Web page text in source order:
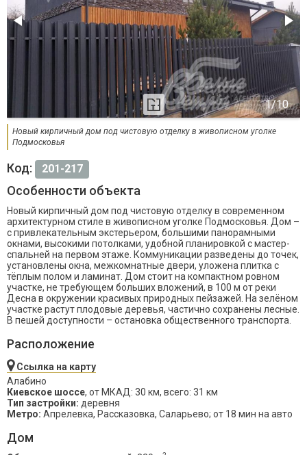
Новый кирпичный дом под чистовую отделку в живописном уголке
Подмосковья
Код: 201-217
Особенности объекта
Новый кирпичный дом под чистовую отделку в современном
архитектурном стиле в живописном уголке Подмосковья. Дом –
с привлекательным экстерьером, большими панорамными
окнами, высокими потолками, удобной планировкой с мастер-
спальней на первом этаже. Коммуникации разведены до точек,
установлены окна, межкомнатные двери, уложена плитка с
тёплым полом и ламинат. Дом стоит на компактном ровном
участке, не требующем больших вложений, в 100 м от реки
Десна в окружении красивых природных пейзажей. На зелёном
участке растут плодовые деревья, частично сохранены лесные.
В пешей доступности – остановка общественного транспорта.
Расположение
Ссылка на карту
Алабино
Киевское шоссе, от МКАД: 30 км, всего: 31 км
Тип застройки: деревня
Метро: Апрелевка, Рассказовка, Саларьево; от 18 мин на авто
Дом